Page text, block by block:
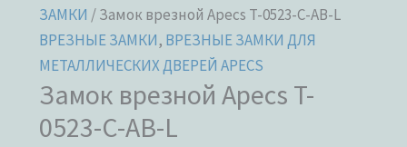
ЗАМКИ / Замок врезной Apecs T-0523-C-AB-L
ВРЕЗНЫЕ ЗАМКИ, ВРЕЗНЫЕ ЗАМКИ ДЛЯ
МЕТАЛЛИЧЕСКИХ ДВЕРЕЙ APECS
Замок врезной Apecs T-
0523-C-AB-L